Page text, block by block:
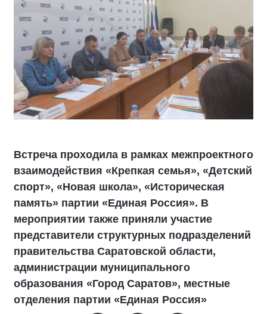
Встреча проходила в рамках межпроектного
взаимодействия «Крепкая семья», «Детский
спорт», «Новая школа», «Историческая
память» партии «Единая Россия». В
мероприятии также приняли участие
представители структурных подразделений
правительства Саратовской области,
администрации муниципального
образования «Город Саратов», местные
отделения партии «Единая Россия»